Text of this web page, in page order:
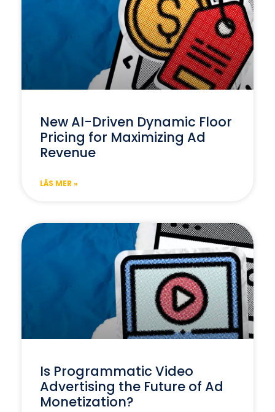
New AI-Driven Dynamic Floor
Pricing for Maximizing Ad
Revenue
LÄS MER »
Is Programmatic Video
Advertising the Future of Ad
Monetization?